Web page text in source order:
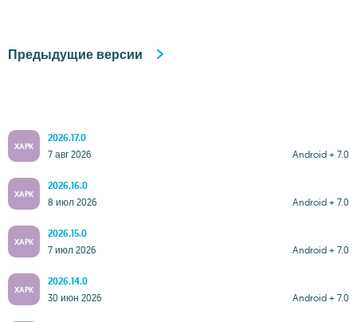
Предыдущие версии
XAPK
2026.17.0
Android + 7.0
7 авг 2026
XAPK
2026.16.0
Android + 7.0
8 июл 2026
XAPK
2026.15.0
Android + 7.0
7 июл 2026
XAPK
2026.14.0
Android + 7.0
30 июн 2026